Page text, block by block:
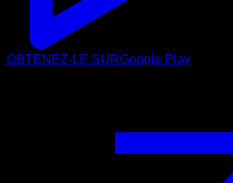
OBTENEZ-LE SURGoogle Play